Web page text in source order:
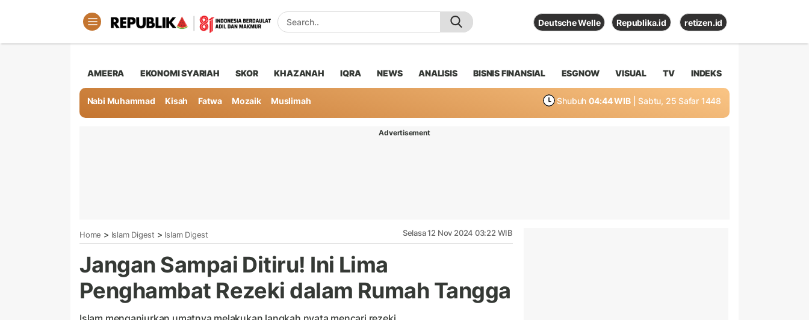
Deutsche Welle Republika.id retizen.id
AMEERA EKONOMI SYARIAH SKOR KHAZANAH IQRA NEWS ANALISIS BISNIS FINANSIAL ESGNOW VISUAL TV INDEKS
Nabi Muhammad Kisah Fatwa Mozaik Muslimah Shubuh 04:44 WIB | Sabtu, 25 Safar 1448
Advertisement
Home > Islam Digest > Islam Digest Selasa 12 Nov 2024 03:22 WIB
Jangan Sampai Ditiru! Ini Lima
Penghambat Rezeki dalam Rumah Tangga